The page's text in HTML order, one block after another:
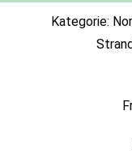
Kategorie: